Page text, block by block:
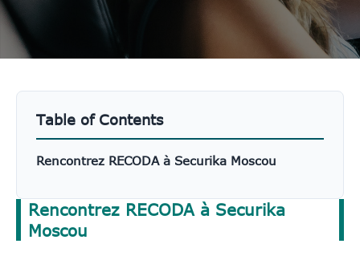
Rencontrez RECODA à Securika
Moscou
Table of Contents
Rencontrez RECODA à Securika Moscou